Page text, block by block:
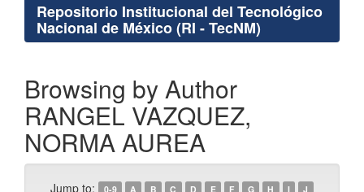
Repositorio Institucional del Tecnológico
Nacional de México (RI - TecNM)
Browsing by Author
RANGEL VAZQUEZ,
NORMA AUREA
Jump to: 0-9 A B C D E F G H I
J